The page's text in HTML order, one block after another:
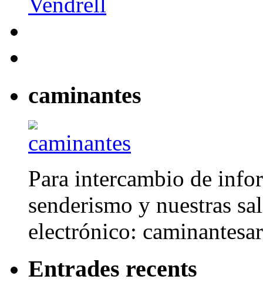
caminantes
Para intercambio de
senderismo y nuestras
electrónico:
Entrades recents